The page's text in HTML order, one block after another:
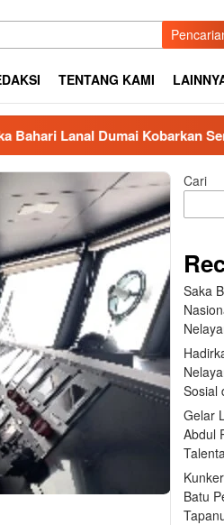
TENTANG KAMI
Dumai Kobarkan Semangat
Cari
Saka
Sosial
Gelar
Abdul
Batu